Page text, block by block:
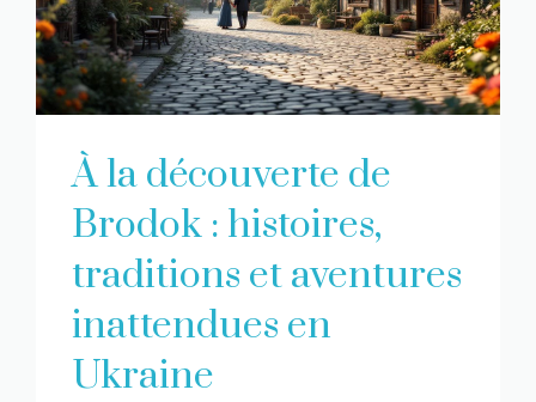
À la découverte de
Brodok : histoires,
traditions et aventures
inattendues en
Ukraine